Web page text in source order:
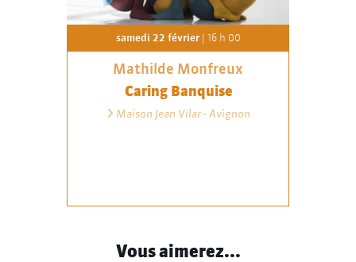
samedi 22 février| 16 h 00
Mathilde Monfreux
Caring Banquise
Maison Jean Vilar - Avignon
Vous aimerez...